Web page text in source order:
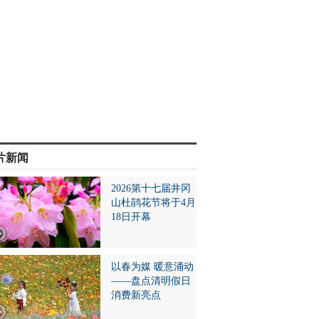
新闻
2026第十七届井冈
山杜鹃花节将于4月
18日开幕
以春为媒 暖意涌动
——盘点清明假日
消费新亮点